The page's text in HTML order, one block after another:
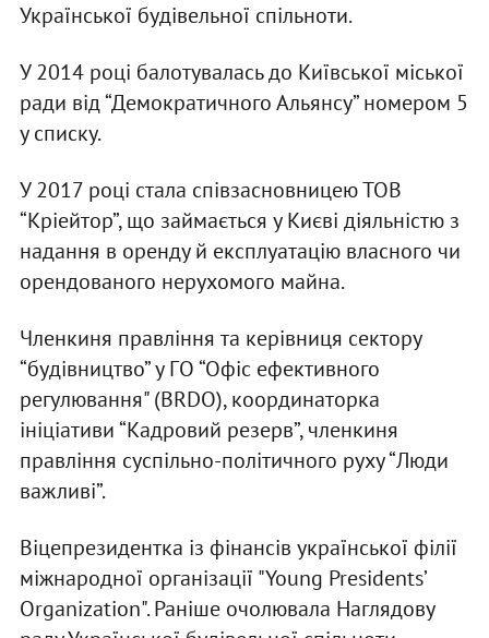
Української будівельної спільноти.
У 2014 році балотувалась до Київської міської
ради від “Демократичного Альянсу” номером 5
у списку.
У 2017 році стала співзасновницею ТОВ
“Кріейтор”, що займається у Києві діяльністю з
надання в оренду й експлуатацію власного чи
орендованого нерухомого майна.
Членкиня правління та керівниця сектору
“будівництво” у ГО “Офіс ефективного
регулювання" (BRDO), координаторка
ініціативи “Кадровий резерв”, членкиня
правління суспільно-політичного руху “Люди
важливі”.
Віцепрезидентка із фінансів української філії
міжнародної організації "Young Presidents’
Organization". Раніше очолювала Наглядову